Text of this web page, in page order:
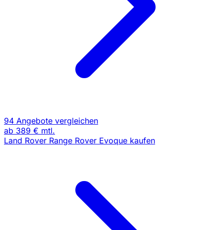
94 Angebote vergleichen
ab 389 € mtl.
Land Rover Range Rover Evoque kaufen